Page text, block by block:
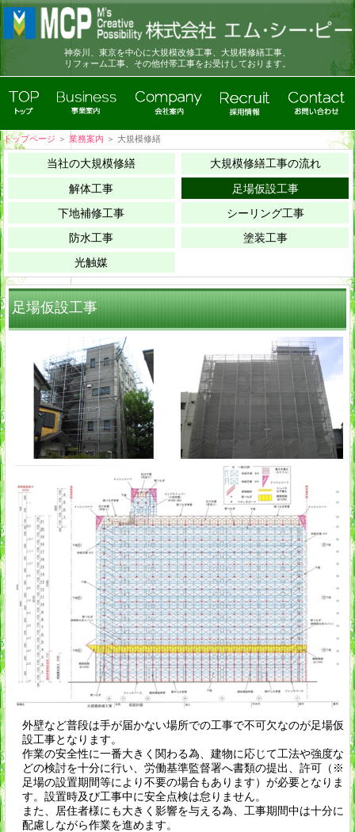
神奈川、東京を中心に大規模改修工事、大規模修繕工事、
リフォーム工事、その他付帯工事をお受けしております。
トップページ ＞業務案内 ＞大規模修繕
当社の大規模修繕
大規模修繕工事の流れ
解体工事
足場仮設工事
下地補修工事
シーリング工事
防水工事
塗装工事
光触媒
足場仮設工事
外壁など普段は手が届かない場所での工事で不可欠なのが足場仮
設工事となります。
作業の安全性に一番大きく関わる為、建物に応じて工法や強度な
どの検討を十分に行い、労働基準監督署へ書類の提出、許可（※
足場の設置期間等により不要の場合もあります）が必要となりま
す。設置時及び工事中に安全点検は怠りません。
また、居住者様にも大きく影響を与える為、工事期間中は十分に
配慮しながら作業を進めます。